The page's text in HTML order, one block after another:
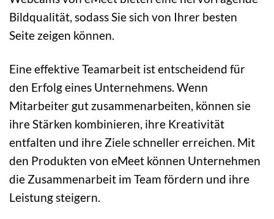
Bildqualität, sodass Sie sich von Ihrer besten
Seite zeigen können.
Eine effektive Teamarbeit ist entscheidend für
den Erfolg eines Unternehmens. Wenn
Mitarbeiter gut zusammenarbeiten, können sie
ihre Stärken kombinieren, ihre Kreativität
entfalten und ihre Ziele schneller erreichen. Mit
den Produkten von eMeet können Unternehmen
die Zusammenarbeit im Team fördern und ihre
Leistung steigern.